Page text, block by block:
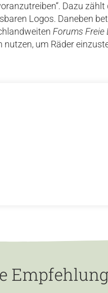
Dazu
Logos. Daneben
Forums Freie
um Räder